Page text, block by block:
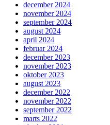
december 2024
november 2024
september 2024
august 2024
april 2024
februar 2024
december 2023
november 2023
oktober 2023
august 2023
december 2022
november 2022
september 2022
marts 2022